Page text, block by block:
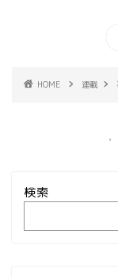
HOME 連載
検索